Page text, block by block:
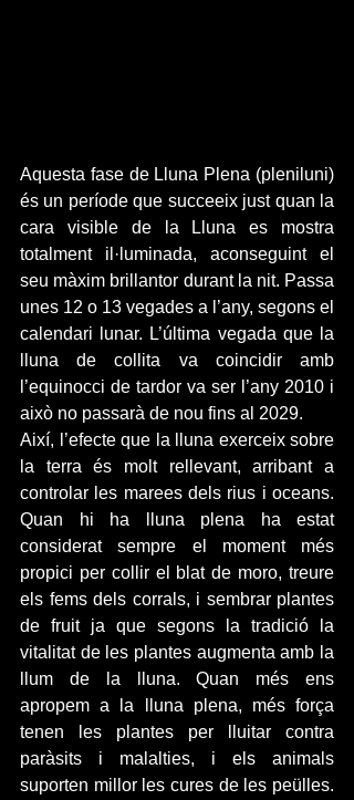
Aquesta fase de Lluna Plena (pleniluni)
és un període que succeeix just quan la
cara visible de la Lluna es mostra
totalment il·luminada, aconseguint el
seu màxim brillantor durant la nit. Passa
unes 12 o 13 vegades a l’any, segons el
calendari lunar. L’última vegada que la
lluna de collita va coincidir amb
l’equinocci de tardor va ser l’any 2010 i
això no passarà de nou fins al 2029.
Així, l’efecte que la lluna exerceix sobre
la terra és molt rellevant, arribant a
controlar les marees dels rius i oceans.
Quan hi ha lluna plena ha estat
considerat sempre el moment més
propici per collir el blat de moro, treure
els fems dels corrals, i sembrar plantes
de fruit ja que segons la tradició la
vitalitat de les plantes augmenta amb la
llum de la lluna. Quan més ens
apropem a la lluna plena, més força
tenen les plantes per lluitar contra
paràsits i malalties, i els animals
suporten millor les cures de les peülles.